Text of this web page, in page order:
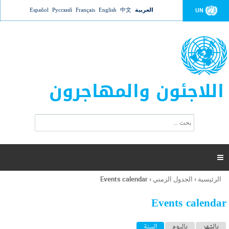
Jump to navigation UN العربية 中文
English
Français
Русский
Español
اللاجئون والمهاجرون
ت
ر
ل
ح
ب

أنت
هنا
الرئيسية › الجدول الزمني ›
Events calendar
Events calendar